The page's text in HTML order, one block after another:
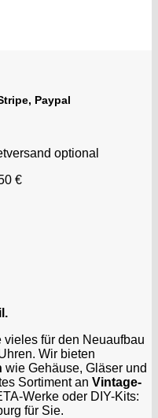
Paypal
optional
€
vieles für den Neuaufbau
Wir bieten
wie Gehäuse, Gläser und
Sortiment an Vintage-
Werke oder DIY-Kits:
für Sie.